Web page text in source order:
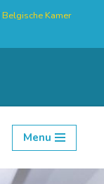
Belgische Kamer
Menu